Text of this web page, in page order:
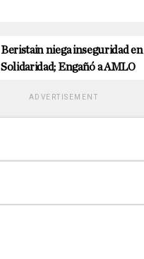
Beristain niega inseguridad en
Solidaridad; Engañó a AMLO
ADVERTISEMENT